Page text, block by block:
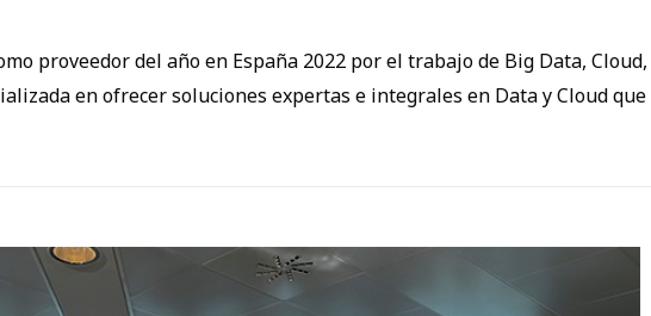
proveedor del año en España 2022 por el trabajo de Big Data,
en ofrecer soluciones expertas e integrales en Data y Cloud